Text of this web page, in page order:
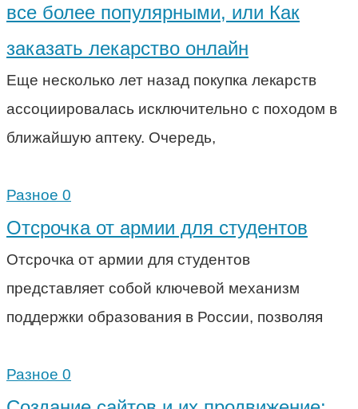
все более популярными, или Как
заказать лекарство онлайн
Еще несколько лет назад покупка лекарств
ассоциировалась исключительно с походом в
ближайшую аптеку. Очередь,
Разное 0
Отсрочка от армии для студентов
Отсрочка от армии для студентов
представляет собой ключевой механизм
поддержки образования в России, позволяя
Разное 0